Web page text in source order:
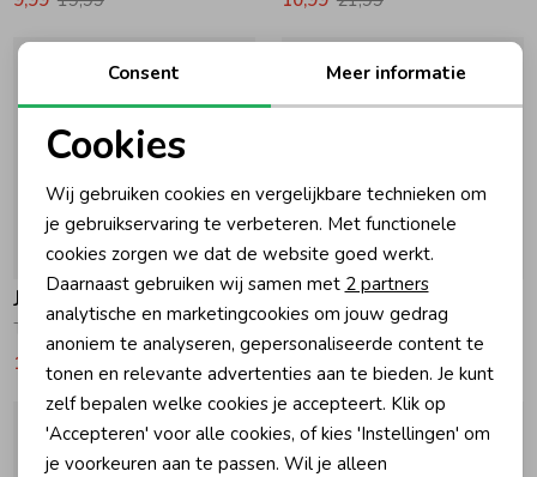
-50% korting
Jubel
T-shirt AOP - Lazy Lagoon 180 Fuchsia
10,99
-50% korting
Jubel
9,99 19,99
Noodzakelijke cookies
Personalisatie cookies
Analytische cookies
Marketing cookies
Consent Meer informatie
Cookies
Wij gebruiken cookies en vergelijkbare technieken om
je gebruikservaring te verbeteren. Met functionele
cookies zorgen we dat de website goed werkt.
Daarnaast gebruiken wij samen met 2 partners
analytische en marketingcookies om jouw gedrag
anoniem te analyseren, gepersonaliseerde content te
tonen en relevante advertenties aan te bieden. Je kunt
zelf bepalen welke cookies je accepteert. Klik op
'Accepteren' voor alle cookies, of kies 'Instellingen' om
je voorkeuren aan te passen. Wil je alleen